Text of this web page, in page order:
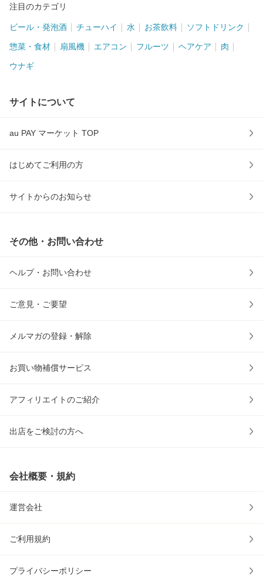
注目のカテゴリ
ビール・発泡酒 チューハイ 水 お茶飲料 ソフトドリンク
惣菜・食材 扇風機 エアコン フルーツ ヘアケア 肉
ウナギ
サイトについて
au PAY マーケット TOP
はじめてご利用の方
サイトからのお知らせ
その他・お問い合わせ
ヘルプ・お問い合わせ
ご意見・ご要望
メルマガの登録・解除
お買い物補償サービス
アフィリエイトのご紹介
出店をご検討の方へ
会社概要・規約
運営会社
ご利用規約
プライバシーポリシー